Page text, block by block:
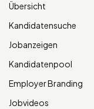
Übersicht
Kandidatensuche
Jobanzeigen
Kandidatenpool
Employer Branding
Jobvideos